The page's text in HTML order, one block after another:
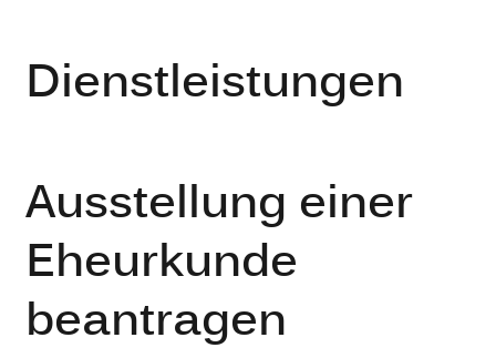
Dienstleistungen
Ausstellung einer
Eheurkunde
beantragen